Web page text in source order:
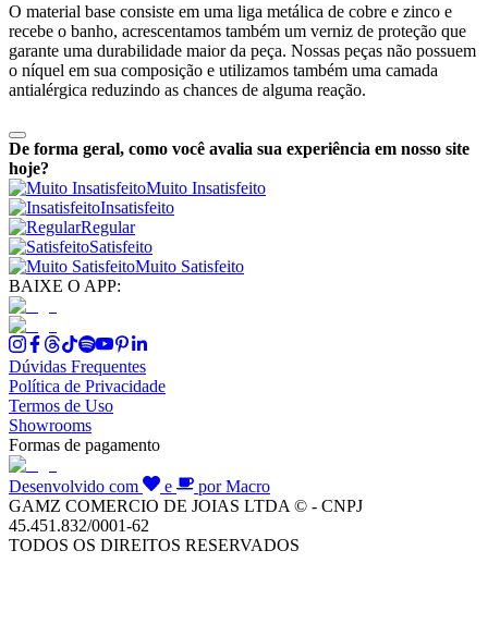
O material base consiste em uma liga metálica de cobre e zinco e
recebe o banho, acrescentamos também um verniz de proteção que
garante uma durabilidade maior da peça. Nossas peças não possuem
o níquel em sua composição e utilizamos também uma camada
antialérgica reduzindo as chances de alguma reação.
De forma geral, como você avalia sua experiência em nosso site
hoje?
Muito Insatisfeito
Insatisfeito
Regular
Satisfeito
Muito Satisfeito
BAIXE O APP:
Dúvidas Frequentes
Política de Privacidade
Termos de Uso
Showrooms
Formas de pagamento
Desenvolvido com e
por Macro
GAMZ COMERCIO DE JOIAS LTDA © - CNPJ
45.451.832/0001-62
TODOS OS DIREITOS RESERVADOS